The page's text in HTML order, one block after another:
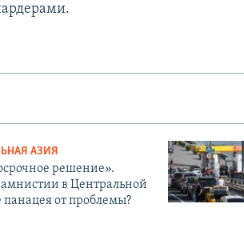
АЗИЯ
решение».
в Центральной
от проблемы?